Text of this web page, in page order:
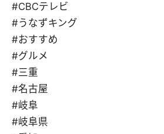
#CBCテレビ
#うなずキング
#おすすめ
#グルメ
#三重
#名古屋
#岐阜
#岐阜県